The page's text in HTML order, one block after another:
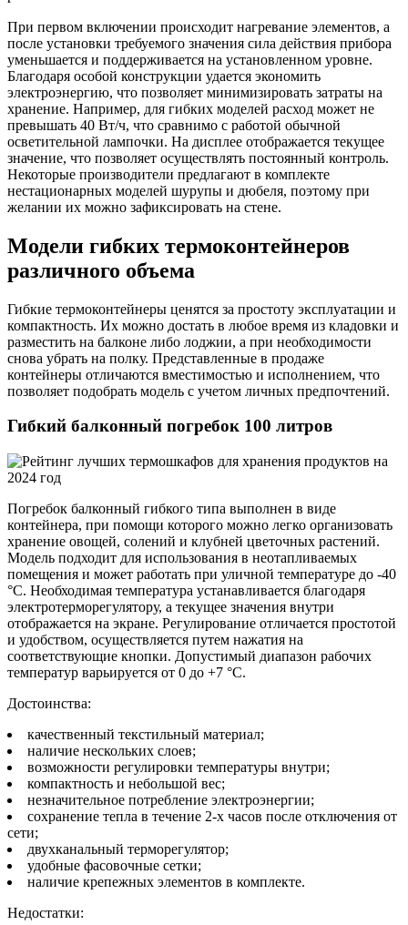
При первом включении происходит нагревание элементов, а
после установки требуемого значения сила действия прибора
уменьшается и поддерживается на установленном уровне.
Благодаря особой конструкции удается экономить
электроэнергию, что позволяет минимизировать затраты на
хранение. Например, для гибких моделей расход может не
превышать 40 Вт/ч, что сравнимо с работой обычной
осветительной лампочки. На дисплее отображается текущее
значение, что позволяет осуществлять постоянный контроль.
Некоторые производители предлагают в комплекте
нестационарных моделей шурупы и дюбеля, поэтому при
желании их можно зафиксировать на стене.
Модели гибких термоконтейнеров
различного объема
Гибкие термоконтейнеры ценятся за простоту эксплуатации и
компактность. Их можно достать в любое время из кладовки и
разместить на балконе либо лоджии, а при необходимости
снова убрать на полку. Представленные в продаже
контейнеры отличаются вместимостью и исполнением, что
позволяет подобрать модель с учетом личных предпочтений.
Гибкий балконный погребок 100 литров
Погребок балконный гибкого типа выполнен в виде
контейнера, при помощи которого можно легко организовать
хранение овощей, солений и клубней цветочных растений.
Модель подходит для использования в неотапливаемых
помещения и может работать при уличной температуре до -40
°C. Необходимая температура устанавливается благодаря
электротерморегулятору, а текущее значения внутри
отображается на экране. Регулирование отличается простотой
и удобством, осуществляется путем нажатия на
соответствующие кнопки. Допустимый диапазон рабочих
температур варьируется от 0 до +7 °C.
Достоинства:
качественный текстильный материал;
наличие нескольких слоев;
возможности регулировки температуры внутри;
компактность и небольшой вес;
незначительное потребление электроэнергии;
сохранение тепла в течение 2-х часов после отключения от
сети;
двухканальный терморегулятор;
удобные фасовочные сетки;
наличие крепежных элементов в комплекте.
Недостатки: